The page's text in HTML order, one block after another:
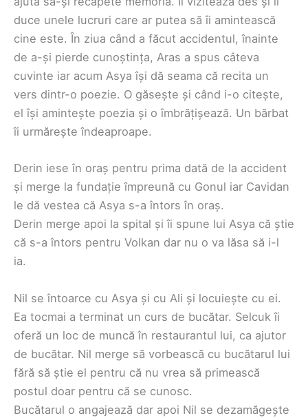
duce unele lucruri care ar putea să îi amintească
cine este. În ziua când a făcut accidentul, înainte
de a-și pierde cunoștința, Aras a spus câteva
cuvinte iar acum Asya își dă seama că recita un
vers dintr-o poezie. O găsește și când i-o citește,
el își amintește poezia și o îmbrățișează. Un bărbat
îi urmărește îndeaproape.
Derin iese în oraș pentru prima dată de la accident
și merge la fundație împreună cu Gonul iar Cavidan
le dă vestea că Asya s-a întors în oraș.
Derin merge apoi la spital și îi spune lui Asya că știe
că s-a întors pentru Volkan dar nu o va lăsa să i-l
ia.
Nil se întoarce cu Asya și cu Ali și locuiește cu ei.
Ea tocmai a terminat un curs de bucătar. Selcuk îi
oferă un loc de muncă în restaurantul lui, ca ajutor
de bucătar. Nil merge să vorbească cu bucătarul lui
fără să știe el pentru că nu vrea să primească
postul doar pentru că se cunosc.
Bucătarul o angajează dar apoi Nil se dezamăgește